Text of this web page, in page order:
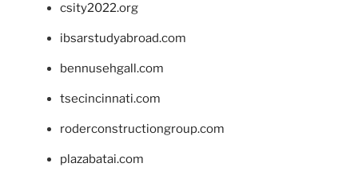
csity2022.org
ibsarstudyabroad.com
bennusehgall.com
tsecincinnati.com
roderconstructiongroup.com
plazabatai.com